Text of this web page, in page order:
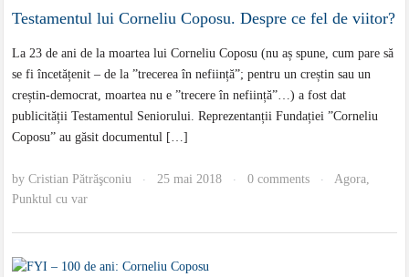
Testamentul lui Corneliu Coposu. Despre ce fel de viitor?
La 23 de ani de la moartea lui Corneliu Coposu (nu aș spune, cum pare să
se fi încetățenit – de la ”trecerea în neființă”; pentru un creștin sau un
creștin-democrat, moartea nu e ”trecere în neființă”…) a fost dat
publicității Testamentul Seniorului. Reprezentanții Fundației ”Corneliu
Coposu” au găsit documentul […]
byCristian Pătrăşconiu · 25 mai 2018 · 0 comments · Agora,
Punktul cu var